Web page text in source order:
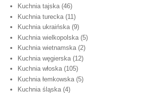
Kuchnia tajska (46)
Kuchnia turecka (11)
Kuchnia ukraińska (9)
Kuchnia wielkopolska (5)
Kuchnia wietnamska (2)
Kuchnia węgierska (12)
Kuchnia włoska (105)
Kuchnia łemkowska (5)
Kuchnia śląska (4)